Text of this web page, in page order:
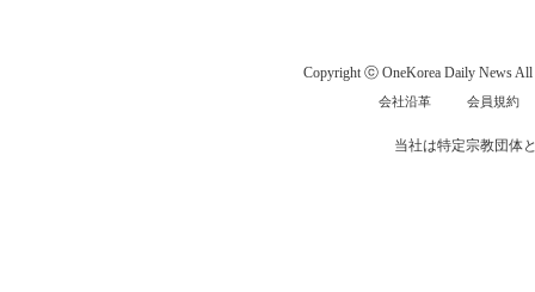
Copyright ⓒ OneKorea Daily News All
会社沿革 会員規約
当社は特定宗教団体